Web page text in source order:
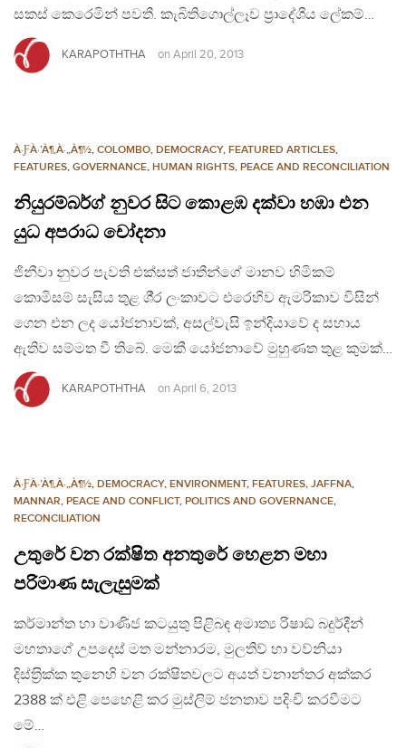
සකස් කෙරෙමින් පවතී. කැබිතිගොල්ලෑව ප්‍රාදේශීය ලේකම්…
KARAPOTHTHA on April 20, 2013
À·ƑÀ·’À¶‚À·„À¶½, COLOMBO, DEMOCRACY, FEATURED ARTICLES,
FEATURES, GOVERNANCE, HUMAN RIGHTS, PEACE AND RECONCILIATION
නියුරම්බර්ග් නුවර සිට කොළඹ දක්වා හඹා එන
යුධ අපරාධ චෝදනා
ජිනීවා නුවර පැවති එක්සත් ජාතීන්ගේ මානව හිමිකම්
කොමිසම් සැසිය තුළ ශී‍්‍ර ලංකාවට එරෙහිව ඇමරිකාව විසින්
ගෙන එන ලද යෝජනාවක්, අසල්වැසි ඉන්දියාවේ ද සහාය
ඇතිව සම්මත වී තිබේ. මෙකී යෝජනාවේ මුහුණත තුළ කුමක්…
KARAPOTHTHA on April 6, 2013
À·ƑÀ·’À¶‚À·„À¶½, DEMOCRACY, ENVIRONMENT, FEATURES, JAFFNA,
MANNAR, PEACE AND CONFLICT, POLITICS AND GOVERNANCE,
RECONCILIATION
උතුරේ වන රක්ෂිත අනතුරේ හෙළන මහා
පරිමාණ සැලැසුමක්
කර්මාන්ත හා වාණිජ කටයුතු පිළිබඳ අමාත්‍ය රිෂාඞ් බදුර්දීන්
මහතාගේ උපදෙස් මත මන්නාරම, මුලතිව් හා වව්නියා
දිස්ත‍්‍රික්ක තුනෙහි වන රක්ෂිතවලට අයත් වනාන්තර අක්කර
2388 ක් එළි පෙහෙළි කර මුස්ලිම් ජනතාව පදිංචි කරවීමට
මේ…